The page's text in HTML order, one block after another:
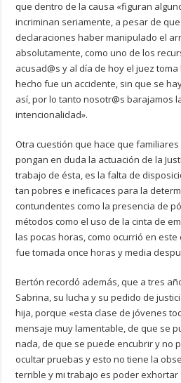
que dentro de la causa «figuran
incriminan seriamente, a pesar de
declaraciones haber manipulado el
absolutamente, como uno de los
acusad@s y al día de hoy el juez
hecho fue un accidente, sin que se
así, por lo tanto nosotr@s barajamos
intencionalidad».
Otra cuestión que hace que familiares
pongan en duda la actuación de la
trabajo de ésta, es la falta de
tan pobres e ineficaces para la
contundentes como la presencia de
métodos como el uso de la cinta de
las pocas horas, como ocurrió en
fue tomada once horas y media
Bertón recordó además, que a tres
Sabrina, su lucha y su pedido de
hija, porque «esta clase de jóvenes
mensaje muy lamentable, de que se
nada, de que se puede encubrir y no
ocultar pruebas y esto no tiene la
terrible y mi trabajo es poder exhortar